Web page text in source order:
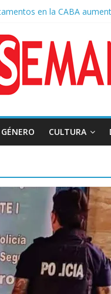
en la CABA
ganó en las redes
histórica en el solar
GÉNERO CULTURA